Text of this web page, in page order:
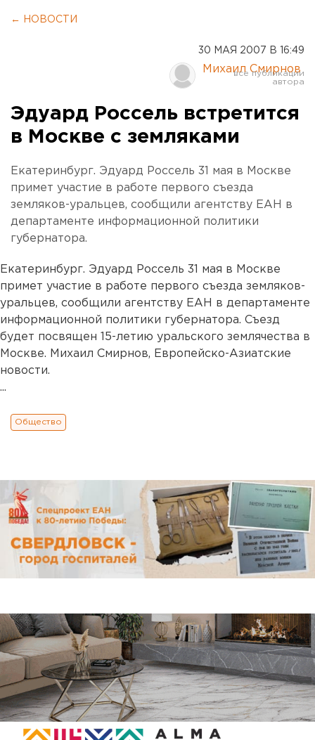
← НОВОСТИ
30 МАЯ 2007 В 16:49
Михаил Смирнов
Эдуард Россель встретится
в Москве с земляками
Екатеринбург. Эдуард Россель 31 мая в Москве
примет участие в работе первого съезда
земляков-уральцев, сообщили агентству ЕАН в
департаменте информационной политики
губернатора.
Екатеринбург. Эдуард Россель 31 мая в Москве
примет участие в работе первого съезда земляков-
уральцев, сообщили агентству ЕАН в департаменте
информационной политики губернатора. Съезд
будет посвящен 15-летию уральского землячества в
Москве. Михаил Смирнов, Европейско-Азиатские
новости.
...
Общество